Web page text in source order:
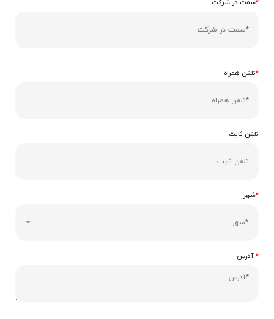
*سمت در شرکت
*تلفن همراه
تلفن ثابت
*شهر
*شهر
*آدرس